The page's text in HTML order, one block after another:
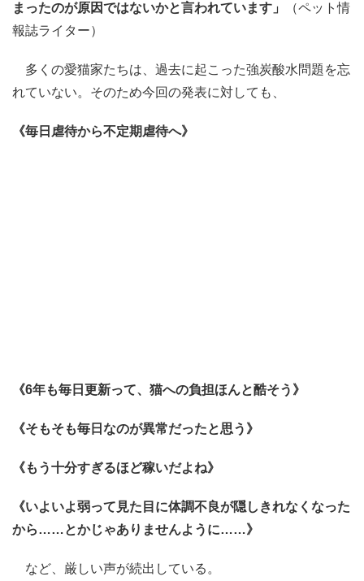
まったのが原因ではないかと言われています」
（ペット情
報誌ライター）
多くの愛猫家たちは、過去に起こった強炭酸水問題を忘
れていない。そのため今回の発表に対しても、
《毎日虐待から不定期虐待へ》
《6年も毎日更新って、猫への負担ほんと酷そう》
《そもそも毎日なのが異常だったと思う》
《もう十分すぎるほど稼いだよね》
《いよいよ弱って見た目に体調不良が隠しきれなくなった
から……とかじゃありませんように……》
など、厳しい声が続出している。